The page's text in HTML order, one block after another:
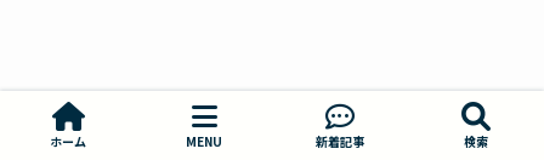
ホーム MENU 新着記事 検索